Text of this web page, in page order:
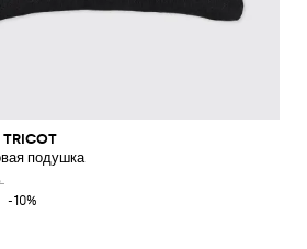
TRICOT
подушка
-10%